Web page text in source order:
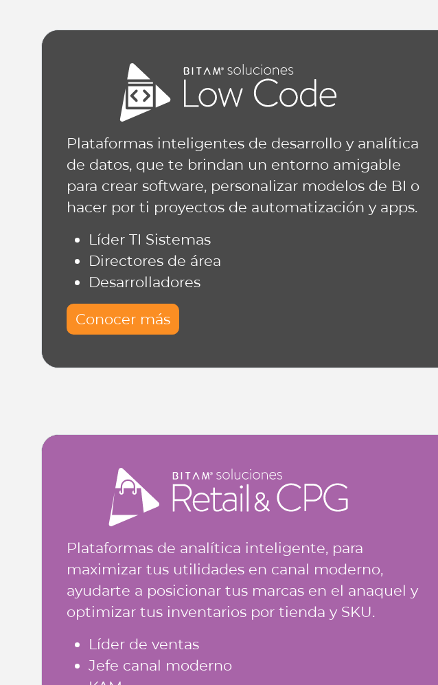
Plataformas inteligentes de desarrollo y analítica
de datos, que te brindan un entorno amigable
para crear software, personalizar modelos de BI o
hacer por ti proyectos de automatización y apps.
Líder TI Sistemas
Directores de área
Desarrolladores
Conocer más
Plataformas de analítica inteligente, para
maximizar tus utilidades en canal moderno,
ayudarte a posicionar tus marcas en el anaquel y
optimizar tus inventarios por tienda y SKU.
Líder de ventas
Jefe canal moderno